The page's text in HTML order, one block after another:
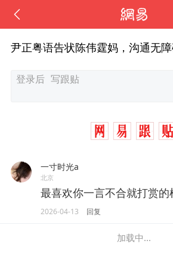
尹正粤语告状陈伟霆妈，沟通无障
一寸时光a
北京
最喜欢你一言不合就打赏的
2026-04-13 回复
加载中...